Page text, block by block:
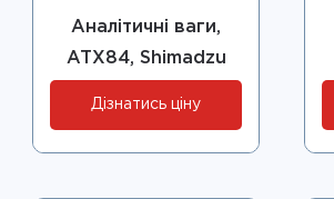
Аналітичні ваги,
ATX84, Shimadzu
Дізнатись ціну